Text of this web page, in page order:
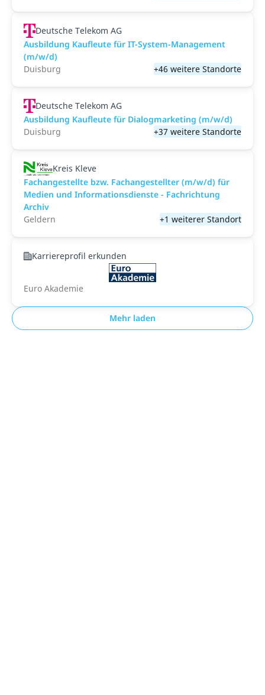
Deutsche Telekom AG
Ausbildung Kaufleute für IT-System-Management
(m/w/d)
Duisburg
+46 weitere Standorte
Deutsche Telekom AG
Ausbildung Kaufleute für Dialogmarketing (m/w/d)
Duisburg
+37 weitere Standorte
Kreis Kleve
Fachangestellte bzw. Fachangestellter (m/w/d) für
Medien und Informationsdienste - Fachrichtung
Archiv
Geldern
+1 weiterer Standort
Karriereprofil erkunden
Euro Akademie
Mehr laden